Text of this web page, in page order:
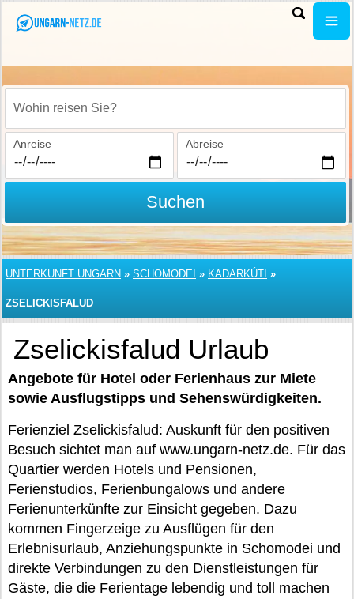
Wohin reisen Sie?
Anreise Abreise
Suchen
UNTERKUNFT UNGARN » SCHOMODEI » KADARKÚTI »
ZSELICKISFALUD
Zselickisfalud Urlaub
Angebote für Hotel oder Ferienhaus zur Miete
sowie Ausflugstipps und Sehenswürdigkeiten.
Ferienziel Zselickisfalud: Auskunft für den positiven
Besuch sichtet man auf www.ungarn-netz.de. Für das
Quartier werden Hotels und Pensionen,
Ferienstudios, Ferienbungalows und andere
Ferienunterkünfte zur Einsicht gegeben. Dazu
kommen Fingerzeige zu Ausflügen für den
Erlebnisurlaub, Anziehungspunkte in Schomodei und
direkte Verbindungen zu den Dienstleistungen für
Gäste, die die Ferientage lebendig und toll machen